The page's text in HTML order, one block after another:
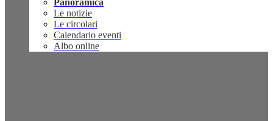
Panoramica
Le notizie
Le circolari
Calendario eventi
Albo online